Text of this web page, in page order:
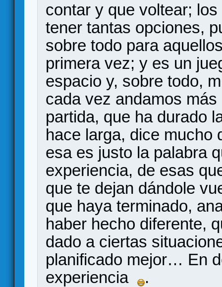
contar y que voltear;
tener tantas opciones,
sobre todo para
primera vez; y es un
espacio y, sobre todo,
cada vez andamos
partida, que ha durado
hace larga, dice mucho
esa es justo la palabra
experiencia, de esas
que te dejan dándole
que haya terminado,
haber hecho diferente,
dado a ciertas
planificado mejor… En
experiencia
.